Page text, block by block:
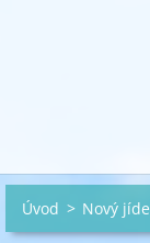
Úvod > Nový